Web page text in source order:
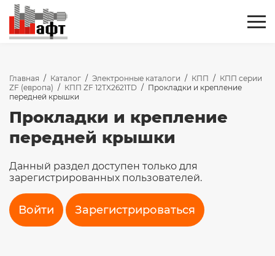
Главная / Каталог / Электронные каталоги / КПП / КПП серии
ZF (европа) / КПП ZF 12TX2621TD / Прокладки и крепление
передней крышки
Прокладки и крепление
передней крышки
Данный раздел доступен только для
зарегистрированных пользователей.
Войти Зарегистрироваться